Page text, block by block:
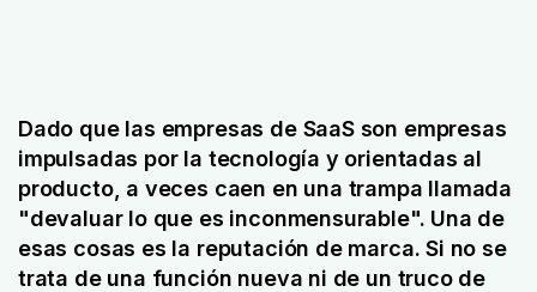
Dado que las empresas de SaaS son empresas
impulsadas por la tecnología y orientadas al
producto, a veces caen en una trampa llamada
"devaluar lo que es inconmensurable". Una de
esas cosas es la reputación de marca.Si no se
trata de una función nueva ni de un truco de